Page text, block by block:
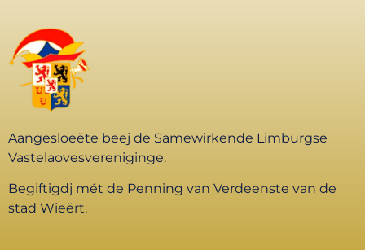
Aangesloeëte beej de Samewirkende Limburgse
Vastelaovesvereniginge.
Begiftigdj mét de Penning van Verdeenste van de
stad Wieërt.